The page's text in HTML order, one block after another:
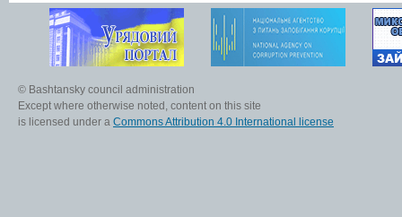
© Bashtansky council administration
Except where otherwise noted, content on this site
is licensed under a Commons Attribution 4.0 International license